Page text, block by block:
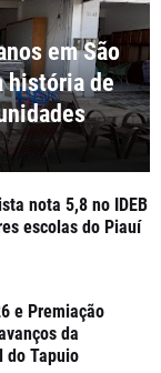
em São
história de
nota 5,8 no IDEB
escolas do Piauí
e Premiação
da
do Tapuio